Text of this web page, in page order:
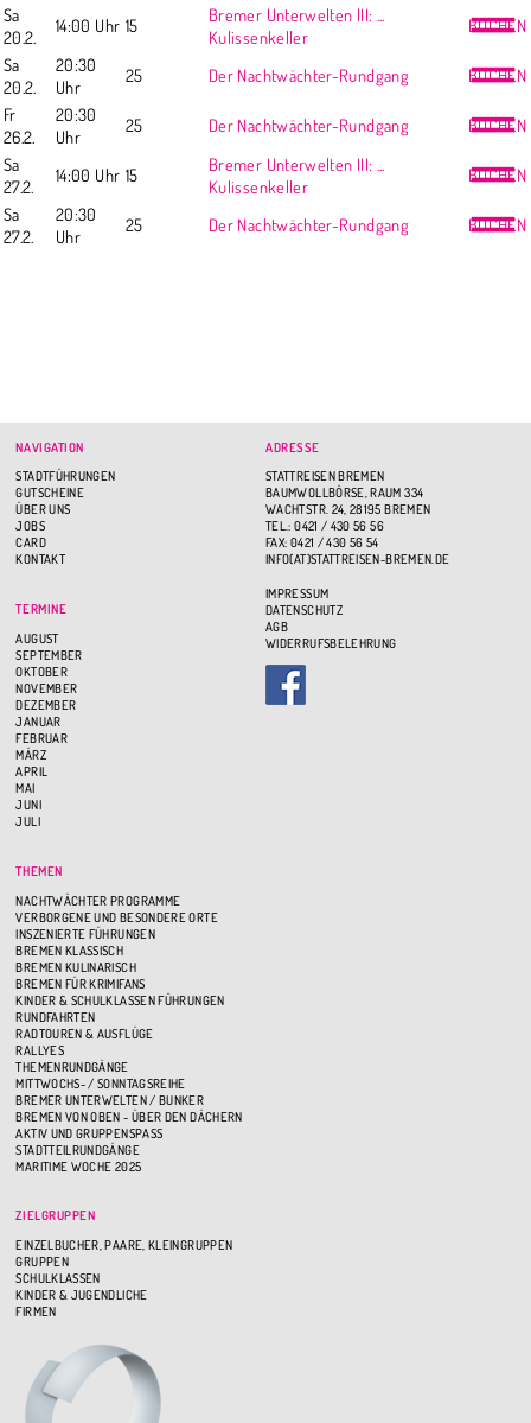
Sa
20.2.
14:00 Uhr 15
Bremer Unterwelten III: ...
Kulissenkeller
BUCHEN
Sa
20.2.
20:30
Uhr
25 Der Nachtwächter-Rundgang
BUCHEN
Fr
26.2.
20:30
Uhr
25 Der Nachtwächter-Rundgang
BUCHEN
Sa
27.2.
14:00 Uhr 15
Bremer Unterwelten III: ...
Kulissenkeller
BUCHEN
Sa
27.2.
20:30
Uhr
25 Der Nachtwächter-Rundgang BUCHEN
NAVIGATION
STADTFÜHRUNGEN
GUTSCHEINE
ÜBER UNS
JOBS
CARD
KONTAKT
TERMINE
AUGUST
SEPTEMBER
OKTOBER
NOVEMBER
DEZEMBER
JANUAR
FEBRUAR
MÄRZ
APRIL
MAI
JUNI
JULI
THEMEN
NACHTWÄCHTER PROGRAMME
VERBORGENE UND BESONDERE ORTE
INSZENIERTE FÜHRUNGEN
BREMEN KLASSISCH
BREMEN KULINARISCH
BREMEN FÜR KRIMIFANS
KINDER & SCHULKLASSEN FÜHRUNGEN
RUNDFAHRTEN
RADTOUREN & AUSFLÜGE
RALLYES
THEMENRUNDGÄNGE
MITTWOCHS- / SONNTAGSREIHE
BREMER UNTERWELTEN / BUNKER
BREMEN VON OBEN - ÜBER DEN DÄCHERN
AKTIV UND GRUPPENSPASS
STADTTEILRUNDGÄNGE
MARITIME WOCHE 2025
ZIELGRUPPEN
EINZELBUCHER, PAARE, KLEINGRUPPEN
GRUPPEN
SCHULKLASSEN
KINDER & JUGENDLICHE
FIRMEN
ADRESSE
STATTREISEN BREMEN
BAUMWOLLBÖRSE, RAUM 334
WACHTSTR. 24, 28195 BREMEN
TEL.: 0421 / 430 56 56
FAX: 0421 / 430 56 54
INFO(AT)STATTREISEN-BREMEN.DE
IMPRESSUM
DATENSCHUTZ
AGB
WIDERRUFSBELEHRUNG